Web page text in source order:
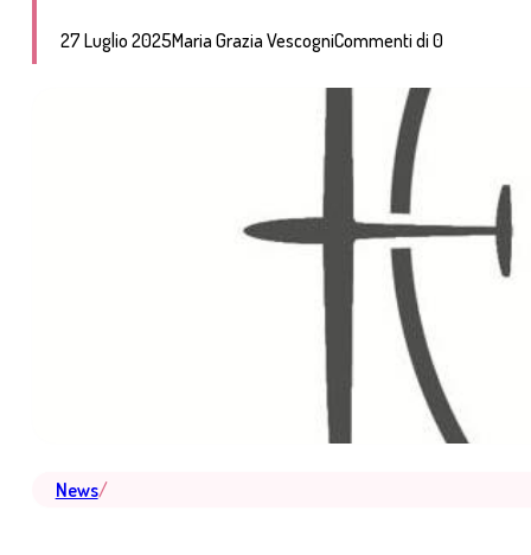
27 Luglio 2025Maria Grazia VescogniCommenti di 0
News/